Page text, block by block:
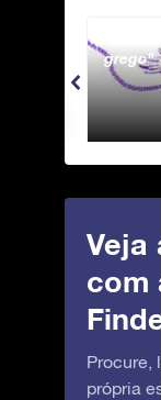
grego
Veja
com
Procure,
própria